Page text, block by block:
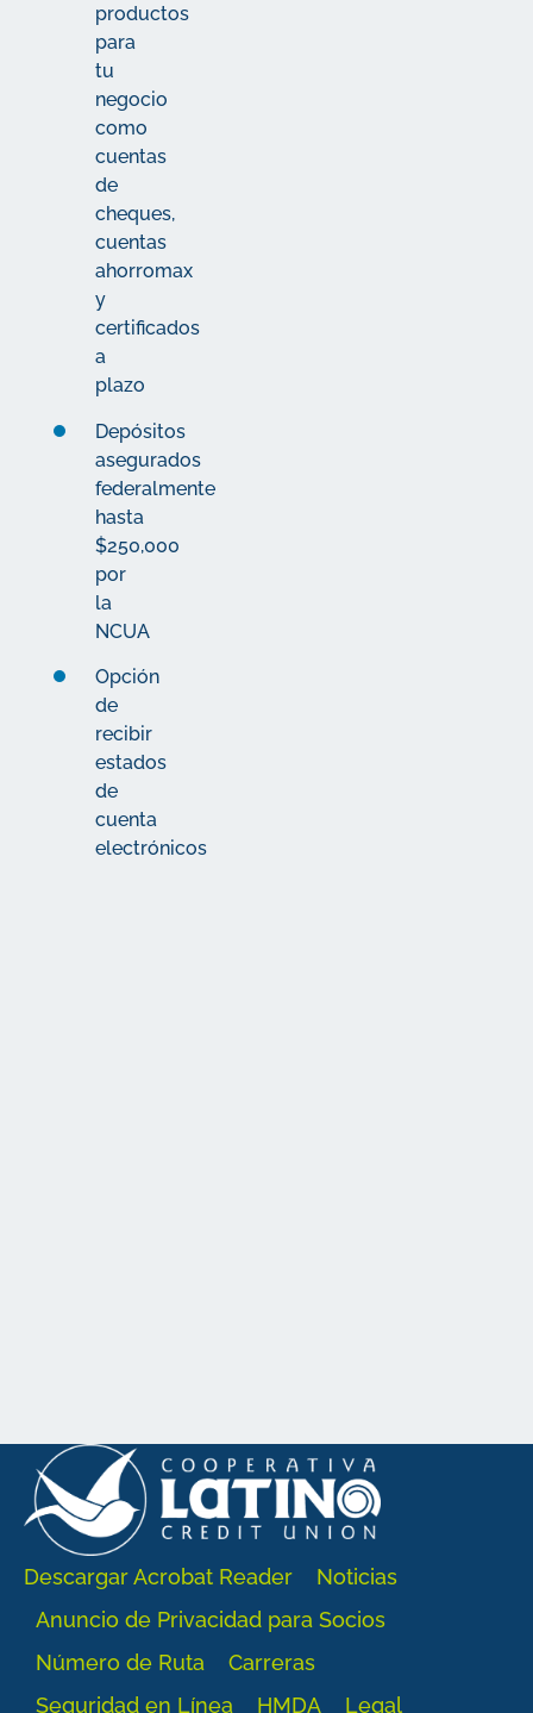
productos
para
tu
negocio
como
cuentas
de
cheques,
cuentas
ahorromax
y
certificados
a
plazo
Depósitos
asegurados
federalmente
hasta
$250,000
por
la
NCUA
Opción
de
recibir
estados
de
cuenta
electrónicos
Descargar Acrobat Reader
Noticias
Anuncio de Privacidad para Socios
Número de Ruta
Carreras
Seguridad en Línea
HMDA Legal